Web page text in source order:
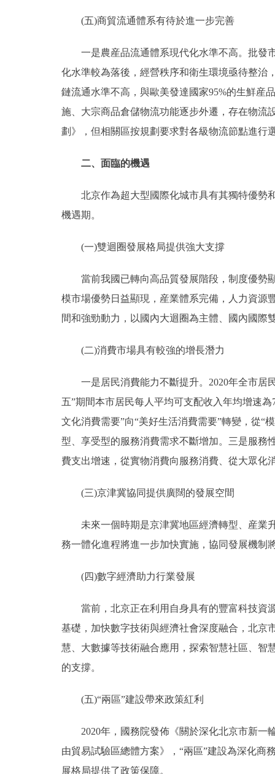
(五)商貿流通體系有待於進一步完善
一是農産品流通體系現代化水準不高。批發市
化水準較為落後，經營秩序和衛生環境亟待整治
鏈流通水準不高，與歐美發達國家95%的生鮮産
施、大宗商品倉儲物流功能逐步外遷，存在物流
劃》，但相關區按規劃要求對各級物流節點進行
二、面臨的機遇
北京作為超大型國際化城市具有其獨特優勢和
機遇期。
(一)雙迴圈發展格局提供強大支撐
當前我國已轉向高品質發展階段，制度優勢顯
模市場優勢日益顯現，産業體系完備，人力資源
間和強勁動力，以國內大迴圈為主體、國內國際
(二)消費市場具有較強的增長潛力
一是居民消費能力不斷提升。2020年全市居民
五”期間本市居民每人平均可支配收入年均增速
文化消費需要”向“美好生活消費需要”轉變，從“
型、享受型的服務消費需求不斷增加。三是服務
費支出增速，從實物消費向服務消費、從大眾化
(三)京津冀協同提供廣闊的發展空間
未來一個時期是京津冀地區經濟轉型、産業升
務一體化進程將進一步加快實施，協同發展機制
(四)數字經濟助力行業發展
當前，北京正在利用自身具有的豐富科技資源
基礎，加快數字技術與經濟社會深度融合，北京
慧、大數據等技術融合應用，探索智慧社區、智
的支撐。
(五)“兩區”建設帶來政策紅利
2020年，國務院發佈《關於深化北京市新一
由貿易試驗區總體方案》，“兩區”建設為深化商
展格局提供了政策保障。